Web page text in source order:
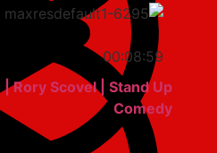
00:08:59
| Rory Scovel | Stand Up
Comedy